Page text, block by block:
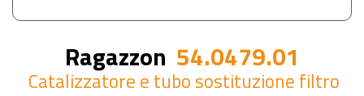
Ragazzon 54.0479.01
Catalizzatore e tubo sostituzione filtro